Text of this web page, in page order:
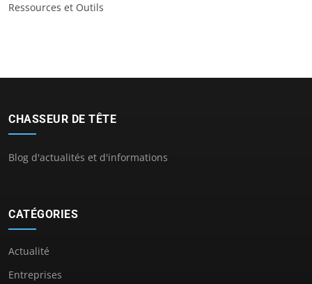
Ressources et Outils
CHASSEUR DE TÊTE
Blog d'actualités et d'informations
CATÉGORIES
Actualité
Entreprises